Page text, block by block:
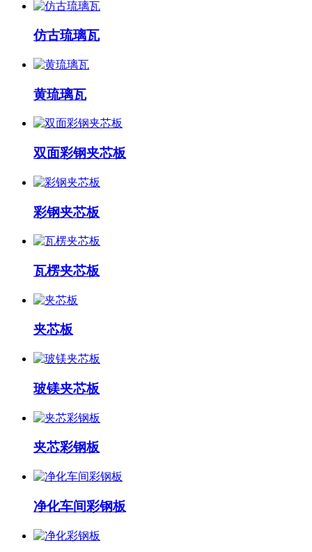
仿古琉璃瓦
黄琉璃瓦
双面彩钢夹芯板
彩钢夹芯板
瓦楞夹芯板
夹芯板
玻镁夹芯板
夹芯彩钢板
净化车间彩钢板